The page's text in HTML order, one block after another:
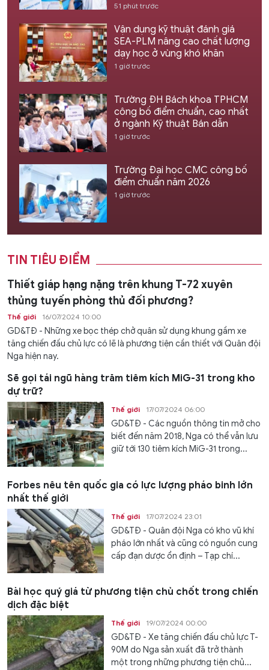
51 phút trước
Vận dụng kỹ thuật đánh giá
SEA-PLM nâng cao chất lượng
dạy học ở vùng khó khăn
1 giờ trước
Trường ĐH Bách khoa TPHCM
công bố điểm chuẩn, cao nhất
ở ngành Kỹ thuật Bán dẫn
1 giờ trước
Trường Đại học CMC công bố
điểm chuẩn năm 2026
1 giờ trước
TIN TIÊU ĐIỂM
Thiết giáp hạng nặng trên khung T-72 xuyên
thủng tuyến phòng thủ đối phương?
Thế giới 16/07/2024 10:00
GD&TĐ - Những xe bọc thép chở quân sử dụng khung gầm xe
tăng chiến đấu chủ lực có lẽ là phương tiện cần thiết với Quân đội
Nga hiện nay.
Sẽ gọi tái ngũ hàng trăm tiêm kích MiG-31 trong kho
dự trữ?
Thế giới 17/07/2024 06:00
GD&TĐ - Các nguồn thông tin mở cho
biết đến năm 2018, Nga có thể vẫn lưu
giữ tới 130 tiêm kích MiG-31 trong...
Forbes nêu tên quốc gia có lực lượng pháo binh lớn
nhất thế giới
Thế giới 17/07/2024 23:01
GD&TĐ - Quân đội Nga có kho vũ khí
pháo lớn nhất và cũng có nguồn cung
cấp đạn dược ổn định – Tạp chí...
Bài học quý giá từ phương tiện chủ chốt trong chiến
dịch đặc biệt
Thế giới 19/07/2024 00:00
GD&TĐ - Xe tăng chiến đấu chủ lực T-
90M do Nga sản xuất đã trở thành
một trong những phương tiện chủ...